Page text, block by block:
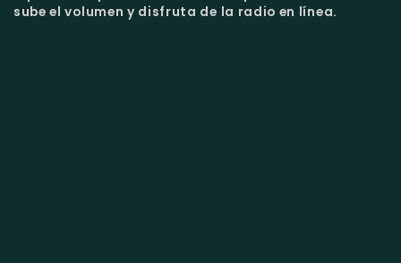
sube el volumen y disfruta de la radio en línea.